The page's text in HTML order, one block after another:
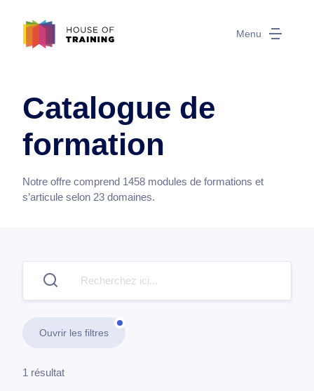
Menu
Catalogue de
formation
Notre offre comprend 1458 modules de formations et
s’articule selon 23 domaines.
Ouvrir les filtres
1 résultat